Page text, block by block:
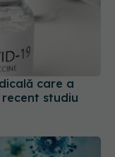
care a
studiu